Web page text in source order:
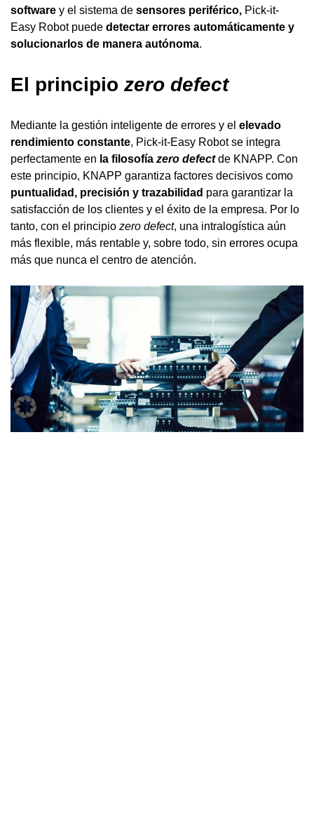
software y el sistema de sensores periférico, Pick-it-
Easy Robot puede detectar errores automáticamente y
solucionarlos de manera autónoma.
El principio zero defect
Mediante la gestión inteligente de errores y el elevado
rendimiento constante, Pick-it-Easy Robot se integra
perfectamente en la filosofía zero defectde KNAPP. Con
este principio, KNAPP garantiza factores decisivos como
puntualidad, precisión y trazabilidad para garantizar la
satisfacción de los clientes y el éxito de la empresa. Por lo
tanto, con el principio zero defect, una intralogística aún
más flexible, más rentable y, sobre todo, sin errores ocupa
más que nunca el centro de atención.